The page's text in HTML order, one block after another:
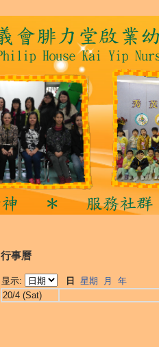
行事曆
显示: 日 星期 月
年
20/4 (Sat)